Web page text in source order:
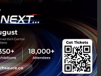
Media
ม